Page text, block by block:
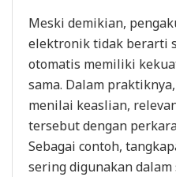
Meski demikian,
elektronik tidak berarti
otomatis memiliki
sama. Dalam
menilai keaslian,
tersebut dengan
Sebagai contoh,
sering digunakan